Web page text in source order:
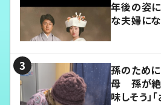
年後の姿に
な夫婦にな
孫のため
母 孫が絶
味しそう」